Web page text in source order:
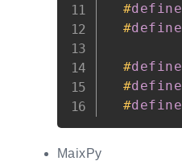
#define
#define
#define
#define
#define
MaixPy